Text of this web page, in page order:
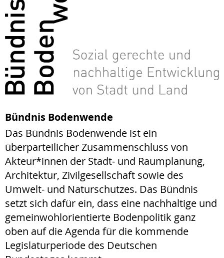
Bündnis Bodenwende
Das Bündnis Bodenwende ist ein
überparteilicher Zusammenschluss von
Akteur*innen der Stadt- und Raumplanung,
Architektur, Zivilgesellschaft sowie des
Umwelt- und Naturschutzes. Das Bündnis
setzt sich dafür ein, dass eine nachhaltige und
gemeinwohlorientierte Bodenpolitik ganz
oben auf die Agenda für die kommende
Legislaturperiode des Deutschen